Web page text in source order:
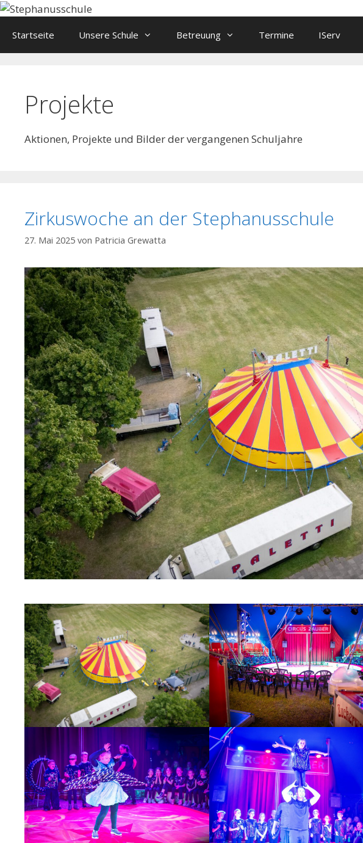
Springe
InhaltStartseite Unsere Schule Betreuung Termine IServ
Projekte
Aktionen, Projekte und Bilder der vergangenen Schuljahre
Zirkuswoche an der Stephanusschule
27. Mai 2025 von Patricia Grewatta